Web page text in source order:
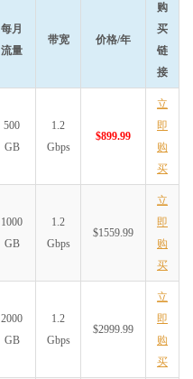
每月
流量
带宽 价格/年
购
买
链
接
500
GB
1.2
Gbps
$899.99
立
即
购
买
1000
GB
1.2
Gbps
$1559.99
立
即
购
买
2000
GB
1.2
Gbps
$2999.99
立
即
购
买